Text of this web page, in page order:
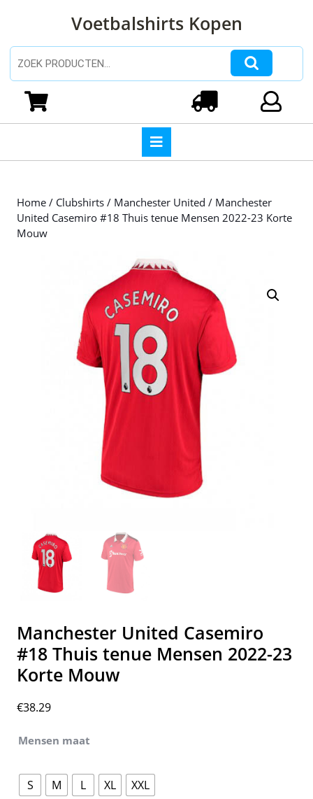
inhoud
Voetbalshirts Kopen
Zoeken naar:
Home / Clubshirts / Manchester United / Manchester
United Casemiro #18 Thuis tenue Mensen 2022-23 Korte
Mouw
Manchester United Casemiro
#18 Thuis tenue Mensen 2022-23
Korte Mouw
€38.29
Mensen maat
S M L XL XXL